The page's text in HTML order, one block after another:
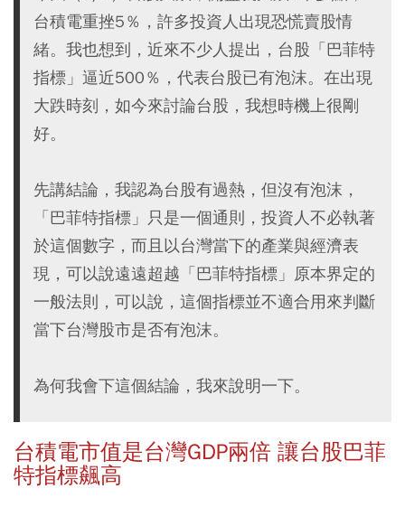
台積電重挫5％，許多投資人出現恐慌賣股情
緒。我也想到，近來不少人提出，台股「巴菲特
指標」逼近500％，代表台股已有泡沫。在出現
大跌時刻，如今來討論台股，我想時機上很剛
好。
先講結論，我認為台股有過熱，但沒有泡沫，
「巴菲特指標」只是一個通則，投資人不必執著
於這個數字，而且以台灣當下的產業與經濟表
現，可以說遠遠超越「巴菲特指標」原本界定的
一般法則，可以說，這個指標並不適合用來判斷
當下台灣股市是否有泡沫。
為何我會下這個結論，我來說明一下。
台積電市值是台灣GDP兩倍 讓台股巴菲
特指標飆高